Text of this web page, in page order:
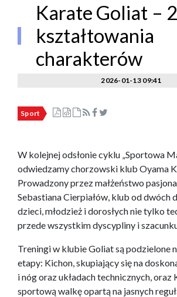
Karate Goliat –
kształtowania
charakterów
2026-01-13 09:41
Sport
W kolejnej odsłonie cyklu „Sportowa
odwiedzamy chorzowski klub Oyama
Prowadzony przez małżeństwo
Sebastiana Cierpiałów, klub od dwóch
dzieci, młodzież i dorosłych nie tylko
przede wszystkim dyscypliny i
Treningi w klubie Goliat są podzielone
etapy: Kichon, skupiający się na
i nóg oraz układach technicznych, oraz
sportową walkę opartą na jasnych